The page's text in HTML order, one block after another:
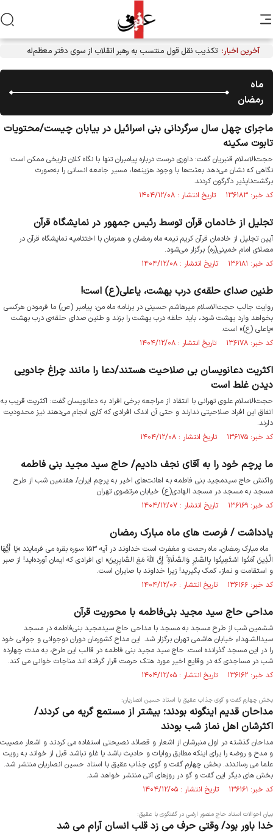
آخرین اخبار: تکذیب نقل قول منتسب به رهبر انقلاب از سوی دفتر معظم‌له
ماه
رمضان
ماجرای چهل سال سرگردانی بنی اسرائیل در بیابان چیست/محتویات
تابوت سکینه
حجت‌الاسلام قنبریان گفت: داوری درست درباره پیامبران تنها با نگاه کلان تاریخی ممکن است؛
نگاهی که نشان می‌دهد بعثت‌ها با وجود هزینه‌ها، مسیر جامعه انسانی را به‌صورت
برگشت‌ناپذیر دگرگون کردند.
کد خبر: ۱۳۶۱۸۳ تاریخ انتشار : ۱۴۰۴/۱۲/۰۸
تجلیل از خادمان قرآن توسط رئیس جمهور در نمایشگاه قرآن
آیین تجلیل از خادمان قرآن کریم نیمه ماه رمضان و همزمان با اختتامیه نمایشگاه قرآن در
مصلای امام خمینی(ره) برگزار می‌شود.
کد خبر: ۱۳۶۱۸۱ تاریخ انتشار : ۱۴۰۴/۱۲/۰۸
طنین صدای حلقه‌ی درب بهشت، یاعلی(ع) است!
روایت جالب حجت‌الاسلام میرهاشم حسینی در برنامه ماه من: پیامبر (ص) ما فرمودن هرکسی
بخواهد وارد بهشت شود، باید حلقه درب بهشت را بزند و طنین صدای حلقه‌ی درب بهشت
«یاعلی (ع)» است.
کد خبر: ۱۳۶۱۷۸ تاریخ انتشار : ۱۴۰۴/۱۲/۰۸
اکثریت دعانویسان بی صلاحیت هستند/دعا را مانند چراغ جادویی
دیدن غلط است
حجت‌الاسلام علوی تهرانی با انتقاد از مراجعه برخی افراد به دعانویسان گفت: اکثریت قریب به
اتفاق این افراد صلاحیتی ندارند و حتی آن اندک افرادی که کاری انجام می‌دهند نیز محدودیت
دارند.
کد خبر: ۱۳۶۱۷۵ تاریخ انتشار : ۱۴۰۴/۱۲/۰۸
ما پرچم خود را به آقای نجف دادیم/ حاج سید مجید بنی فاطمه
واکنش حاج سیدمجید بنی فاطمه به اهانت‌های اخیر به پرچم ایران/ هفتمین شب از طرح
مسجد به مسجد در مسجد الهادی(ع) خیابان مرتضوی تهران
کد خبر: ۱۳۶۱۶۹ تاریخ انتشار : ۱۴۰۴/۱۲/۰۷
یادداشت / فرصت های ماه مبارک رمضان
ماه مبارک رمضان، ماه رحمت و مغفرت است خداوند در آیه ۱۵۳ سوره بقره می فرمایند «يَا أَيُّهَا
الَّذِينَ آمَنُوا اسْتَعِينُوا بِالصَّبْرِ وَالصَّلَاةِ ۚ إِنَّ اللَّهَ مَعَ الصَّابِرِينَ» ای افرادی که ایمان آورده‌اید! از صبر
و استقامت و نماز، کمک بگیرید! زیرا خداوند با صابران است.
کد خبر: ۱۳۶۱۶۶ تاریخ انتشار : ۱۴۰۴/۱۲/۰۶
مداحی حاج سید مجید بنی‌فاطمه با محوریت قرآن
ششمین شب از طرح مسجد به مسجد با مداحی حاج سیدمجید بنی‌فاطمه در مسجد
سیدالشـهداء خیابان هاشمی تهران برگزار شد. این مداح کشورمان دوران نوجوانی و جوانی خود
را در این مسجد گذرانده است. حاج سید مجید بنی فاطمه در قالب این طرح، به مدت چهارده
شب در مساجدی که در وقایع اخیر مورد هتک حرمت قرار گرفته اند مناجات خوانی می کند.
کد خبر: ۱۳۶۱۶۲ تاریخ انتشار : ۱۴۰۴/۱۲/۰۵
بخش چهارم گفت و گوی جذاب عقیق با استاد حسین انصاریان:
مداحان قدیم اینگونه بودند؛ بیشتر از مستمع گریه می کردند/
اکثرشان اهل نماز شب بودند
مداحان گذشته در اول منبرشان از اشعار و قصائد نصیحتی استفاده می کردند و اشعار مصیبت
و مدح و روضه را برای اینکه مطابق روایات و حادیث باشد یا غلو نباشد قبل از خواند به رویت
علما می رساندند. بخش چهارم گفت و گوی جذاب عقیق با استاد حسین انصاریان منتشر شد.
بخش های دیگر این گفت و گو در روزهای آتی منتشر خواهد شد.
کد خبر: ۱۳۶۱۶۱ تاریخ انتشار : ۱۴۰۴/۱۲/۰۵
بیان احوالات استاد حاج منصور ارضی در گفتگوی با عقیق:
خدا باور بود/ وقتی حرف می زد قلب انسان آرام می شد